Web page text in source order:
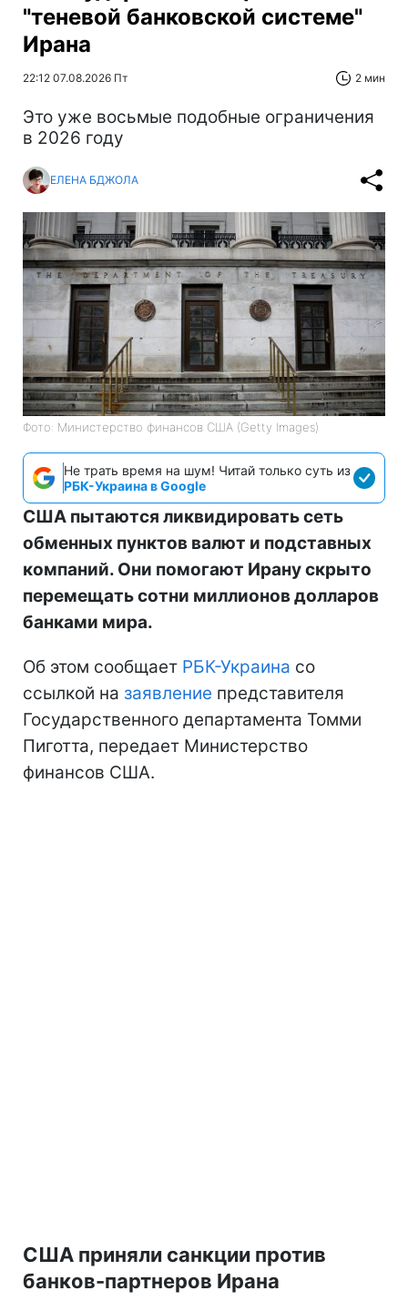
"теневой банковской системе"
Ирана
22:12 07.08.2026 Пт 2 мин
Это уже восьмые подобные ограничения
в 2026 году
ЕЛЕНА БДЖОЛА
Фото: Министерство финансов СШA (Getty Images)
Не трать время на шум! Читай только суть из
РБК-Украина в Google
США пытаются ликвидировать сеть
обменных пунктов валют и подставных
компаний. Они помогают Ирану скрыто
перемещать сотни миллионов долларов
банками мира.
Об этом сообщает РБК-Украина со
ссылкой на заявление представителя
Государственного департамента Томми
Пиготта, передает Министерство
финансов США.
США приняли санкции против
банков-партнеров Ирана